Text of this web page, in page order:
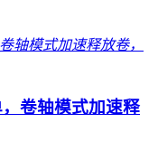
，卷轴模式加速释